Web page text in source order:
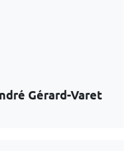
Gérard-Varet